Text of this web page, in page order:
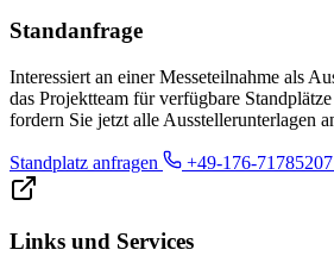
Standanfrage
Interessiert an einer Messeteilnahme als
das Projektteam für verfügbare
fordern Sie jetzt alle Ausstellerunterlagen
Standplatz anfragen +49-176-71785207
Links und Services